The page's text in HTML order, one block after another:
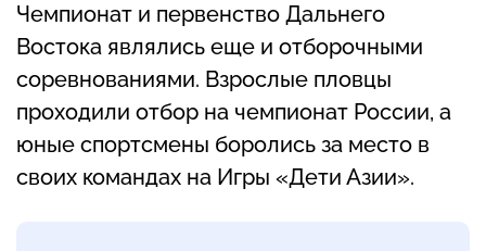
Чемпионат и первенство Дальнего
Востока являлись еще и отборочными
соревнованиями. Взрослые пловцы
проходили отбор на чемпионат России, а
юные спортсмены боролись за место в
своих командах на Игры «Дети Азии».